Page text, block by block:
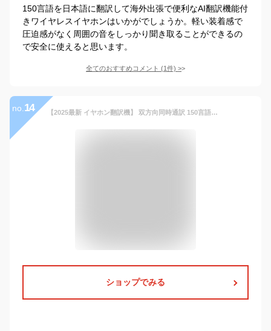
150言語を日本語に翻訳して海外出張で便利なAI翻訳機能付
きワイヤレスイヤホンはいかがでしょうか。軽い装着感で
圧迫感がなく周囲の音をしっかり聞き取ることができるの
で安全に使えると思います。
全てのおすすめコメント (1件) >
no. 14 【2025最新 イヤホン翻訳機】 双方向同時通訳 150言語対応イヤホン翻訳機 三つ翻訳モード AI翻訳機 10言語オフライン対応 音楽·通話非対応 高精度 通訳機 軽量指向性ノイズ低減 音声翻訳機 Bluetooth接続 専用アプリ日本語対応 iOS&Android対応 海外旅行 出張日本語取説付属
ショップでみる